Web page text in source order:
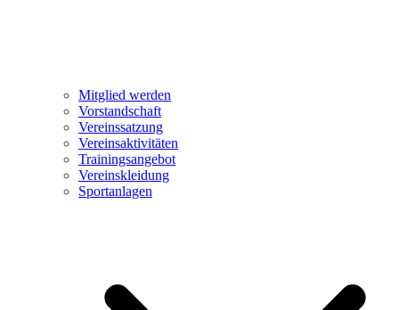
Mitglied werden
Vorstandschaft
Vereinssatzung
Vereinsaktivitäten
Trainingsangebot
Vereinskleidung
Sportanlagen